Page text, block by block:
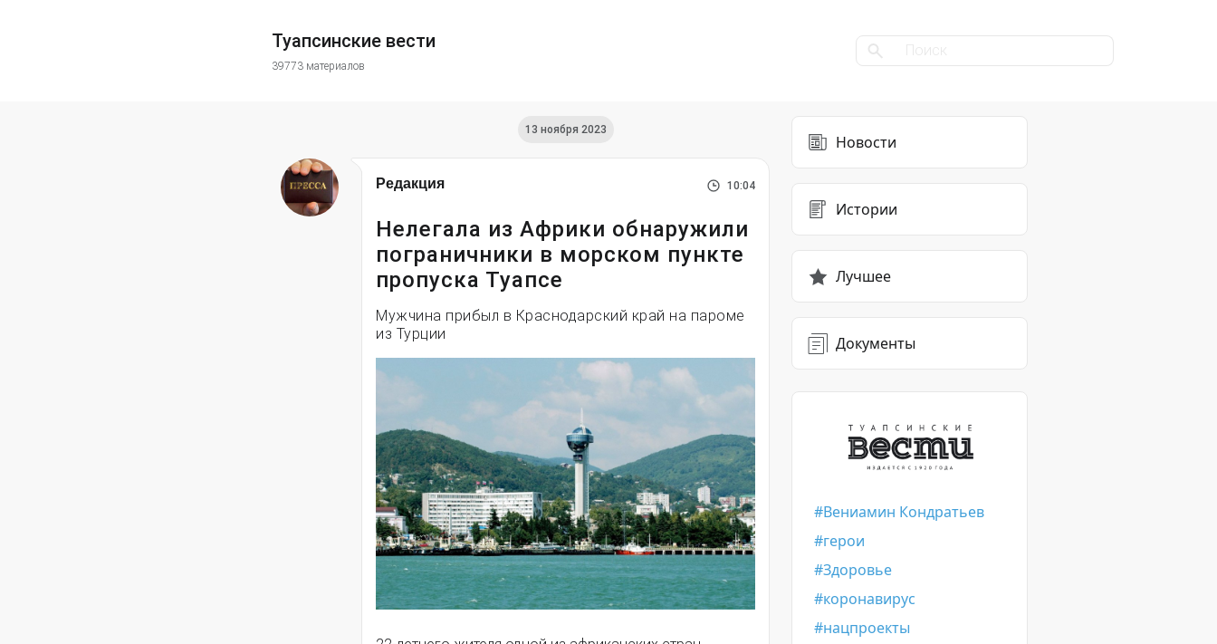
Туапсинские вести
39773 материалов
13 ноября 2023
Редакция 10:04
Нелегала из Африки обнаружили
пограничники в морском пункте
пропуска Туапсе
Мужчина прибыл в Краснодарский край на пароме
из Турции
Новости
Истории
Лучшее
Документы
Вениамин Кондратьев
герои
Здоровье
коронавирус
нацпроекты